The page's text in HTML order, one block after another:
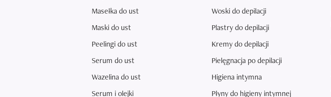
Masełka do ust
Maski do ust
Peelingi do ust
Serum do ust
Wazelina do ust
Serum i olejki
Woski do depilacji
Plastry do depilacji
Kremy do depilacji
Pielęgnacja po depilacji
Higiena intymna
Płyny do higieny intymnej